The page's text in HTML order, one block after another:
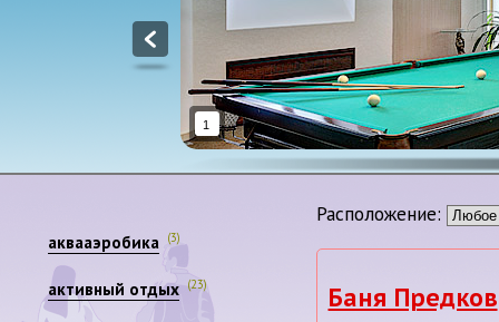
1
аквааэробика (3)
активный отдых (23)
Расположение:
Баня Предков